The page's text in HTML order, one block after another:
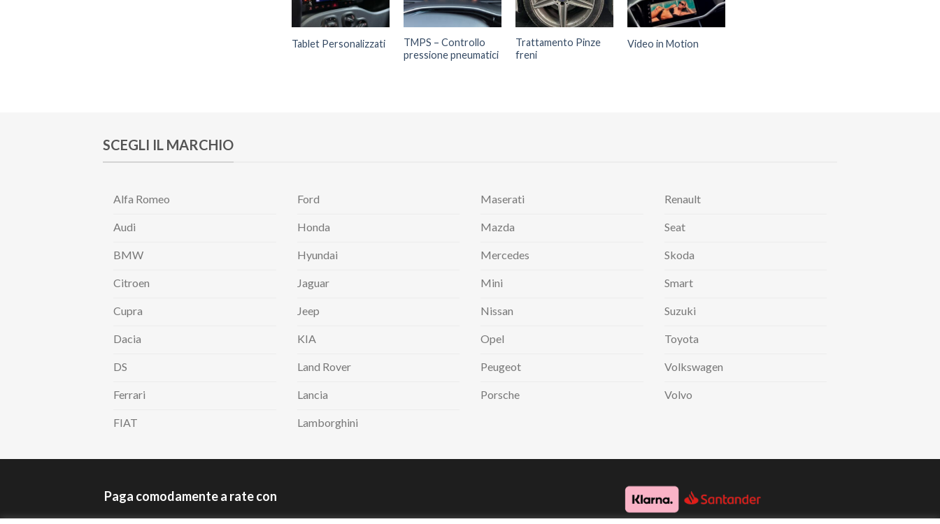
Tablet Personalizzati
TMPS – Controllo
pressione pneumatici
Trattamento Pinze
freni
Video in Motion
SCEGLI IL MARCHIO
Alfa Romeo
Audi
BMW
Citroen
Cupra
Dacia
DS
Ferrari
FIAT
Ford
Honda
Hyundai
Jaguar
Jeep
KIA
Land Rover
Lancia
Lamborghini
Maserati
Mazda
Mercedes
Mini
Nissan
Opel
Peugeot
Porsche
Renault
Seat
Skoda
Smart
Suzuki
Toyota
Volkswagen
Volvo
Paga comodamente a rate con